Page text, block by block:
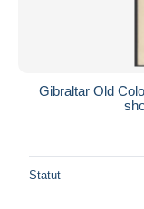
Gibraltar Old
Statut